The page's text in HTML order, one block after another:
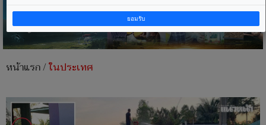
หน้าแรก/ในประเทศ
ยอมรับ